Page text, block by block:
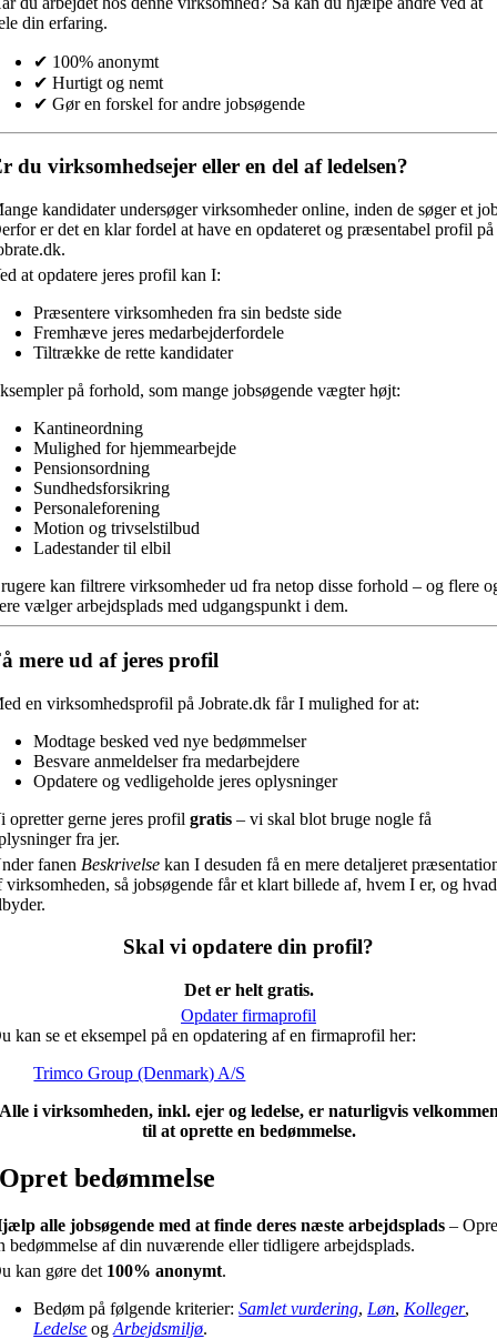
din erfaring.
✔ 100% anonymt
✔ Hurtigt og nemt
✔ Gør en forskel for andre jobsøgende
du virksomhedsejer eller en del af ledelsen?
kandidater undersøger virksomheder online, inden de søger et
er det en klar fordel at have en opdateret og præsentabel profil på
at opdatere jeres profil kan I:
Præsentere virksomheden fra sin bedste side
Fremhæve jeres medarbejderfordele
Tiltrække de rette kandidater
på forhold, som mange jobsøgende vægter højt:
Kantineordning
Mulighed for hjemmearbejde
Pensionsordning
Sundhedsforsikring
Personaleforening
Motion og trivselstilbud
Ladestander til elbil
kan filtrere virksomheder ud fra netop disse forhold – og flere
vælger arbejdsplads med udgangspunkt i dem.
mere ud af jeres profil
en virksomhedsprofil på Jobrate.dk får I mulighed for at:
Modtage besked ved nye bedømmelser
Besvare anmeldelser fra medarbejdere
Opdatere og vedligeholde jeres oplysninger
opretter gerne jeres profilgratis – vi skal blot bruge nogle få
fra jer.
fanen Beskrivelse kan I desuden få en mere detaljeret
virksomheden, så jobsøgende får et klart billede af, hvem I er, og
Skal vi opdatere din profil?
Det er helt gratis.
Opdater firmaprofil
kan se et eksempel på en opdatering af en firmaprofil her:
Trimco Group (Denmark) A/S
i virksomheden, inkl. ejer og ledelse, er naturligvis
til at oprette en bedømmelse.
Opret bedømmelse
alle jobsøgende med at finde deres næste arbejdsplads –
bedømmelse af din nuværende eller tidligere arbejdsplads.
kan gøre det 100% anonymt.
Bedøm på følgende kriterier:Samlet vurdering, Løn, Kolleger,
Ledelse ogArbejdsmiljø.